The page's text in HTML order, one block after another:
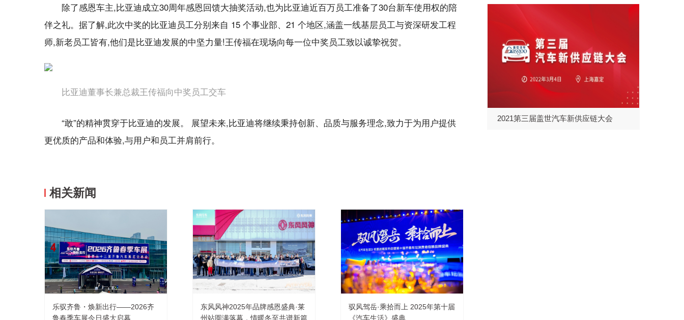
除了感恩车主,比亚迪成立30周年感恩回馈大抽奖活动,也为比亚迪近百万员工准备了30台新车使用权的陪
伴之礼。据了解,此次中奖的比亚迪员工分别来自 15 个事业部、21 个地区,涵盖一线基层员工与资深研发工程
师,新老员工皆有,他们是比亚迪发展的中坚力量!王传福在现场向每一位中奖员工致以诚挚祝贺。
比亚迪董事长兼总裁王传福向中奖员工交车
“敢”的精神贯穿于比亚迪的发展。 展望未来,比亚迪将继续秉持创新、品质与服务理念,致力于为用户提供
更优质的产品和体验,与用户和员工并肩前行。
相关新闻
乐驭齐鲁・焕新出行——2026齐
鲁春季车展今日盛大启幕
东风风神2025年品牌感恩盛典·莱
州站圆满落幕，情暖冬至共谱新篇
驭风驾岳·乘拾而上 2025年第十届
《汽车生活》盛典
2021第三届盖世汽车新供应链大会